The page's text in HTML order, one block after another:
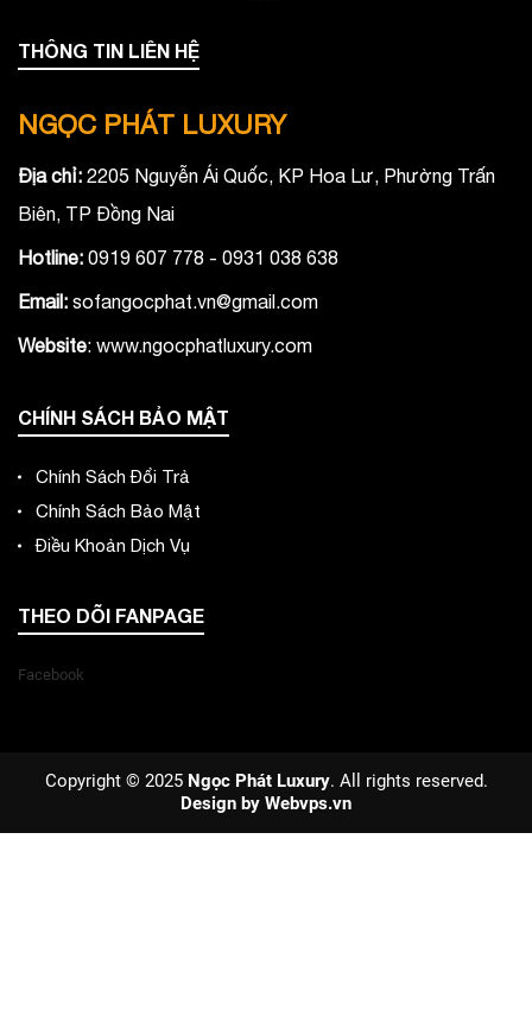
THÔNG TIN LIÊN HỆ
NGỌC PHÁT LUXURY
Địa chỉ: 2205 Nguyễn Ái Quốc, KP Hoa Lư, Phường Trấn
Biên, TP Đồng Nai
Hotline: 0919 607 778 - 0931 038 638
Email: sofangocphat.vn@gmail.com
Website: www.ngocphatluxury.com
CHÍNH SÁCH BẢO MẬT
Chính Sách Đổi Trả
Chính Sách Bảo Mật
Điều Khoản Dịch Vụ
THEO DÕI FANPAGE
Facebook
Copyright © 2025 Ngọc Phát Luxury. All rights reserved.
Design by Webvps.vn